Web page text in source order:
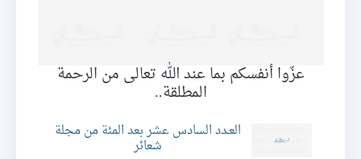
عزّوا أنفسكم بما عند الله تعالى من الرحمة
المطلقة..
العـدد السادس عشر بعد المئة من مجلة
شعائر